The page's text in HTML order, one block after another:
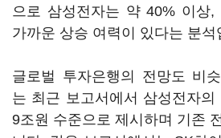
으로 삼성전자는 약 40% 이상,
가까운 상승 여력이 있다는 분석
글로벌 투자은행의 전망도 비
는 최근 보고서에서 삼성전자
9조원 수준으로 제시하며 기존